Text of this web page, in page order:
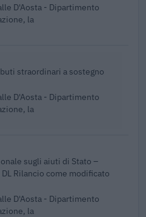
D'Aosta - Dipartimento
la
straordinari a sostegno
D'Aosta - Dipartimento
la
sugli aiuti di Stato –
Rilancio come modificato
D'Aosta - Dipartimento
la